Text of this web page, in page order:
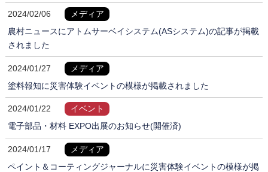
2024/02/06
メディア
農村ニュースにアトムサーベイシステム(ASシステム)の記事が掲載
されました
2024/01/27
メディア
塗料報知に災害体験イベントの模様が掲載されました
2024/01/22
イベント
電子部品・材料 EXPO出展のお知らせ(開催済)
2024/01/17
メディア
ペイント＆コーティングジャーナルに災害体験イベントの模様が掲